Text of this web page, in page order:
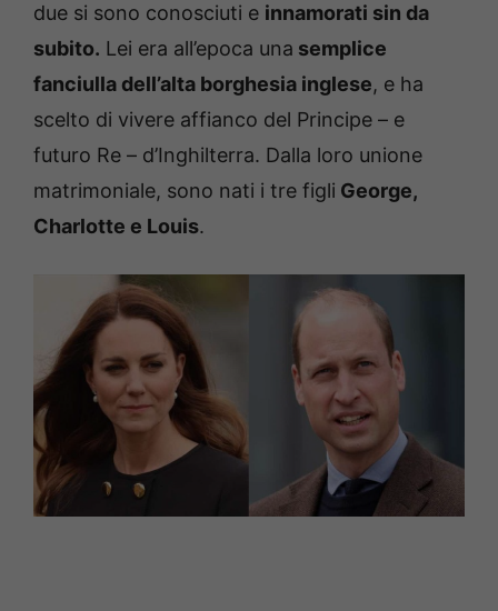
due si sono conosciuti e innamorati sin da
subito. Lei era all’epoca una semplice
fanciulla dell’alta borghesia inglese, e ha
scelto di vivere affianco del Principe – e
futuro Re – d’Inghilterra. Dalla loro unione
matrimoniale, sono nati i tre figli George,
Charlotte e Louis.